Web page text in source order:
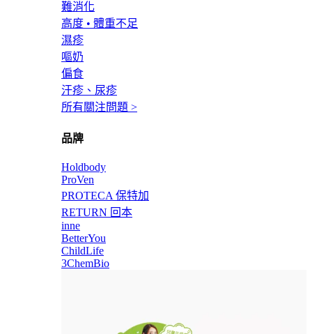
難消化
高度 • 體重不足
濕疹
嘔奶
偏食
汗疹、尿疹
所有關注問題 >
品牌
Holdbody
ProVen
PROTECA 保特加
RETURN 回本
inne
BetterYou
ChildLife
3ChemBio